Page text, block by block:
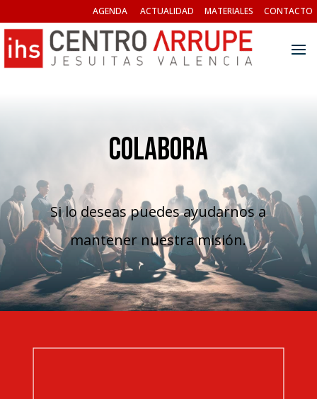
AGENDA ACTUALIDAD MATERIALES CONTACTO
COLABORA
Si lo deseas puedes ayudarnos a
mantener nuestra misión.